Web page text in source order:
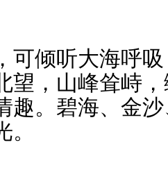
倾听大海呼吸
望，山峰耸峙
趣。碧海、金